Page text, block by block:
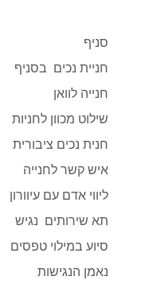
סניף
חניית נכים בסניף
חנייה לוואן
שילוט מכוון לחניות
חנית נכים ציבורית
איש קשר לחנייה
ליווי אדם עם עיוורון
תא שירותים נגיש
סיוע במילוי טפסים
נאמן הנגישות